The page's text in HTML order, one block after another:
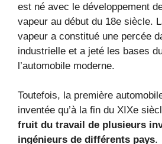
est né avec le développement
vapeur au début du 18e siècle.
vapeur a constitué une percée
industrielle et a jeté les bases
l’automobile moderne.
Toutefois, la première
inventée qu’à la fin du XIXe
fruit du travail de plusieurs
ingénieurs de différents pays.